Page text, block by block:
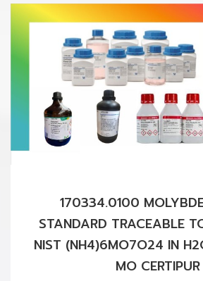
170334.0100
STANDARD TRACEABLE
NIST (NH4)6MO7O24 IN
MO CERTIPUR